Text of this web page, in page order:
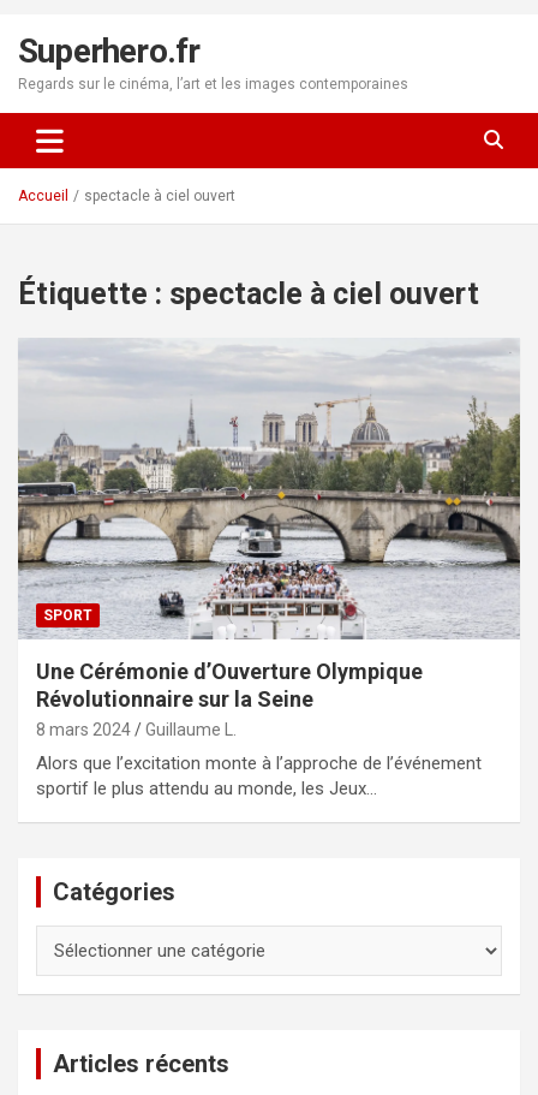
contenu
Superhero.fr
Regards sur le cinéma, l’art et les images contemporaines
Accueil spectacle à ciel ouvert
Étiquette : spectacle à ciel ouvert
SPORT
Une Cérémonie d’Ouverture Olympique
Révolutionnaire sur la Seine
8 mars 2024 Guillaume L.
Alors que l’excitation monte à l’approche de l’événement
sportif le plus attendu au monde, les Jeux…
Catégories
Articles récents